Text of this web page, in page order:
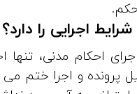
اجرایی را دارد؟
احکام مدنی، تنها
پرونده و اجرا ختم